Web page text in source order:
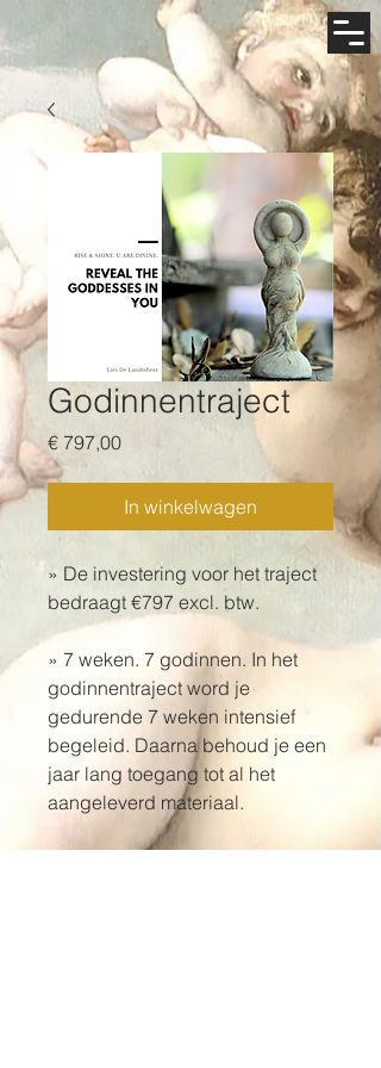
Godinnentraject
€ 797,00Prijs
In winkelwagen
» De investering voor het traject
bedraagt €797 excl. btw.
» 7 weken. 7 godinnen. In het
godinnentraject word je
gedurende 7 weken intensief
begeleid. Daarna behoud je een
jaar lang toegang tot al het
aangeleverd materiaal.